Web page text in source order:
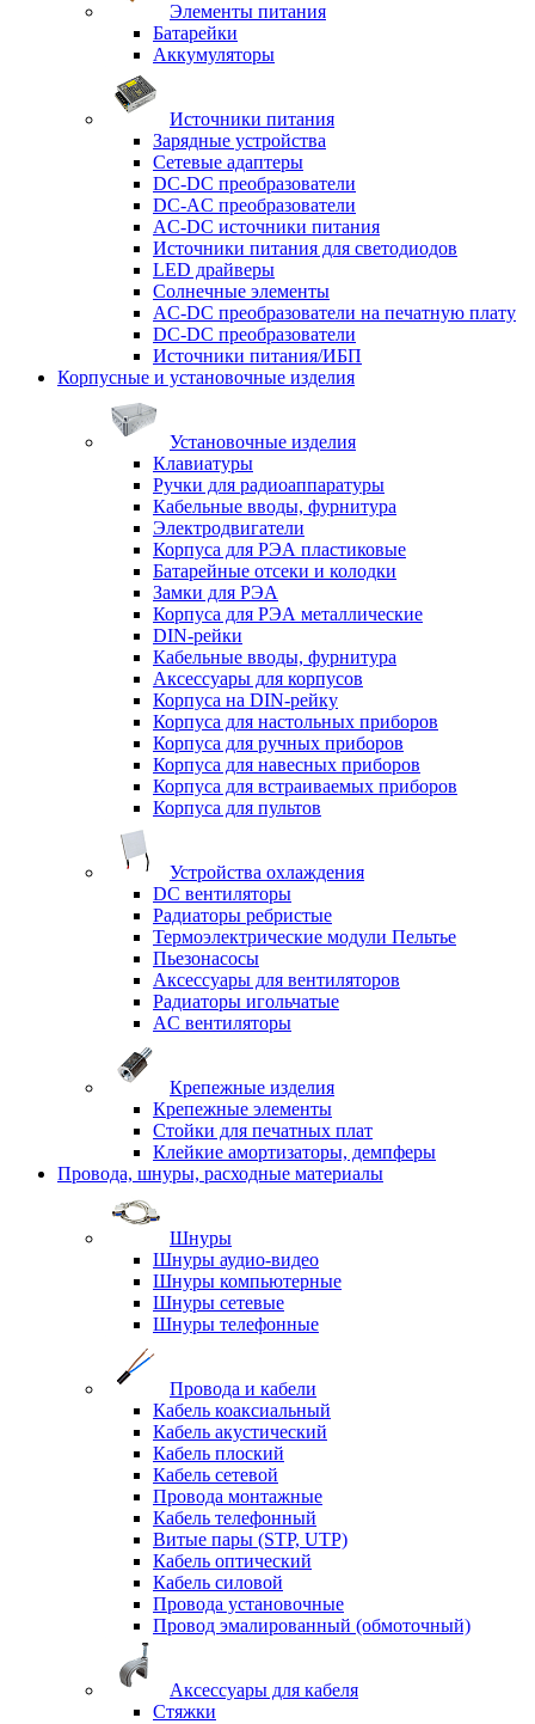
Элементы питания
Батарейки
Аккумуляторы
Источники питания
Зарядные устройства
Сетевые адаптеры
DC-DC преобразователи
DC-AC преобразователи
AC-DC источники питания
Источники питания для светодиодов
LED драйверы
Солнечные элементы
AC-DC преобразователи на печатную плату
DC-DC преобразователи
Источники питания/ИБП
Корпусные и установочные изделия
Установочные изделия
Клавиатуры
Ручки для радиоаппаратуры
Кабельные вводы, фурнитура
Электродвигатели
Корпуса для РЭА пластиковые
Батарейные отсеки и колодки
Замки для РЭА
Корпуса для РЭА металлические
DIN-рейки
Кабельные вводы, фурнитура
Аксессуары для корпусов
Корпуса на DIN-рейку
Корпуса для настольных приборов
Корпуса для ручных приборов
Корпуса для навесных приборов
Корпуса для встраиваемых приборов
Корпуса для пультов
Устройства охлаждения
DC вентиляторы
Радиаторы ребристые
Термоэлектрические модули Пельтье
Пьезонасосы
Аксессуары для вентиляторов
Радиаторы игольчатые
AC вентиляторы
Крепежные изделия
Крепежные элементы
Стойки для печатных плат
Клейкие амортизаторы, демпферы
Провода, шнуры, расходные материалы
Шнуры
Шнуры аудио-видео
Шнуры компьютерные
Шнуры сетевые
Шнуры телефонные
Провода и кабели
Кабель коаксиальный
Кабель акустический
Кабель плоский
Кабель сетевой
Провода монтажные
Кабель телефонный
Витые пары (STP, UTP)
Кабель оптический
Кабель силовой
Провода установочные
Провод эмалированный (обмоточный)
Аксессуары для кабеля
Стяжки